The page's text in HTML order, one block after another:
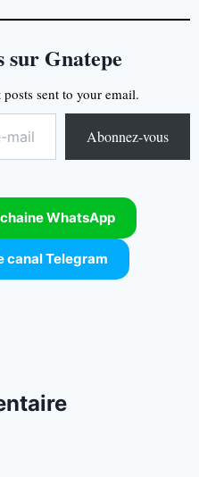
sur Gnatepe
sent to your email.
Abonnez-vous
WhatsApp
canal Telegram